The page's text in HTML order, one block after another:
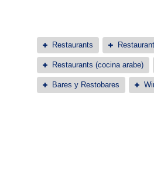
Restaurants
Restaurants (cocina arabe)
Bares y Restobares